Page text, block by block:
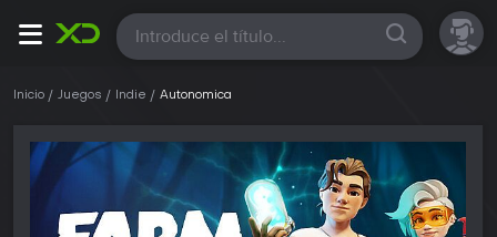
Todas
Inicio Juegos Indie Autonomica